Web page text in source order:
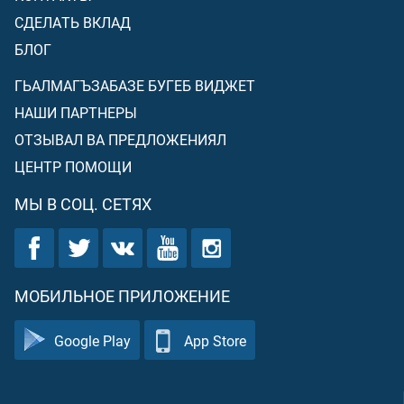
СДЕЛАТЬ ВКЛАД
БЛОГ
ГЬАЛМАГЪЗАБАЗЕ БУГЕБ ВИДЖЕТ
НАШИ ПАРТНЕРЫ
ОТЗЫВАЛ ВА ПРЕДЛОЖЕНИЯЛ
ЦЕНТР ПОМОЩИ
МЫ В СОЦ. СЕТЯХ
МОБИЛЬНОЕ ПРИЛОЖЕНИЕ
Google Play App Store